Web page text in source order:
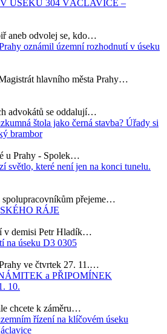
ÚSEKU 304 VÁCLAVICE –
aneb odvolej se, kdo…
oznámil územní rozhodnutí v úseku
hlavního města Prahy…
advokátů se oddalují…
štola jako černá stavba? Úřady si
brambor
u Prahy - Spolek…
světlo, které není jen na konci tunelu.
spolupracovníkům přejeme…
RÁJE
v demisi Petr Hladík…
na úseku D3 0305
ve čtvrtek 27. 11.…
a PŘIPOMÍNEK
10.
chcete k záměru…
řízení na klíčovém úseku